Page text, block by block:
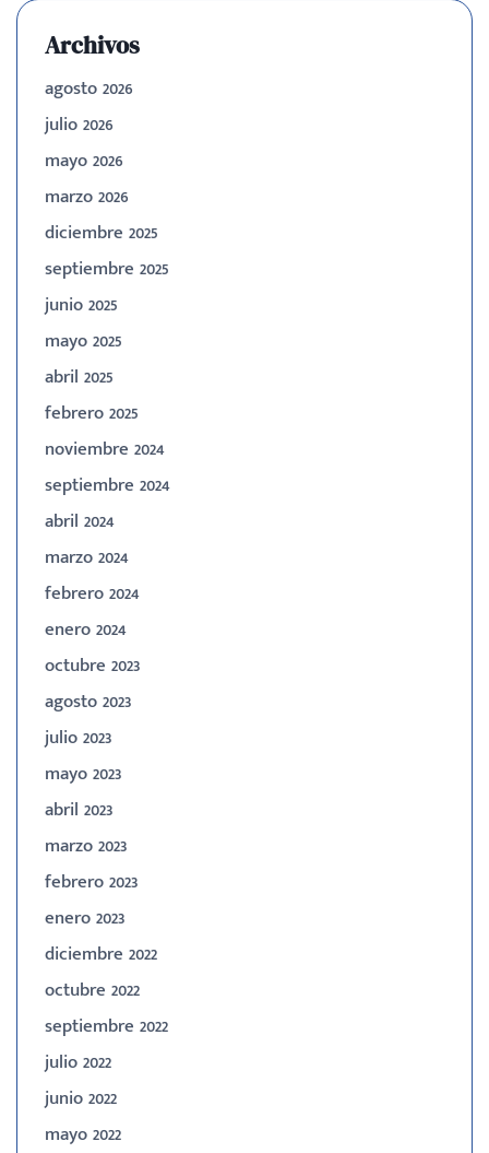
Archivos
agosto 2026
julio 2026
mayo 2026
marzo 2026
diciembre 2025
septiembre 2025
junio 2025
mayo 2025
abril 2025
febrero 2025
noviembre 2024
septiembre 2024
abril 2024
marzo 2024
febrero 2024
enero 2024
octubre 2023
agosto 2023
julio 2023
mayo 2023
abril 2023
marzo 2023
febrero 2023
enero 2023
diciembre 2022
octubre 2022
septiembre 2022
julio 2022
junio 2022
mayo 2022